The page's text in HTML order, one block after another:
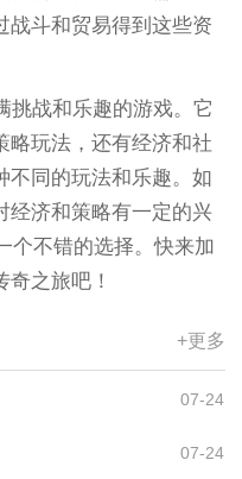
战斗和贸易得到这些资
挑战和乐趣的游戏。它
略玩法，还有经济和社
不同的玩法和乐趣。如
经济和策略有一定的兴
个不错的选择。快来加
之旅吧！
+更多
07-24
07-24